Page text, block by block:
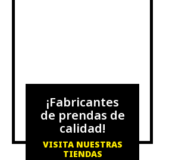
¡Fabricantes
de prendas de
calidad!
VISITA NUESTRAS
TIENDAS